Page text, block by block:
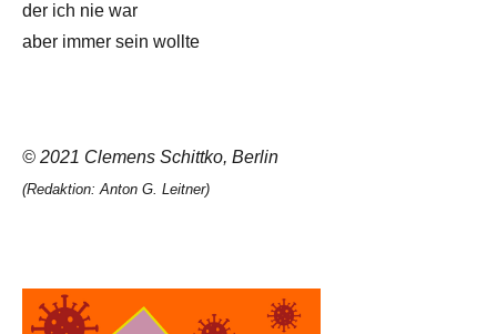
der ich nie war
aber immer sein wollte
© 2021 Clemens Schittko, Berlin
(Redaktion: Anton G. Leitner)